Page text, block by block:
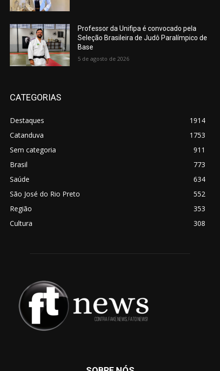
Professor da Unifipa é convocado pela
Seleção Brasileira de Judô Paralímpico de
Base
5 de agosto de 2026
CATEGORIAS
Destaques
1914
Catanduva
1753
Sem categoria
911
Brasil
773
Saúde
634
São José do Rio Preto
552
Região
353
Cultura
308